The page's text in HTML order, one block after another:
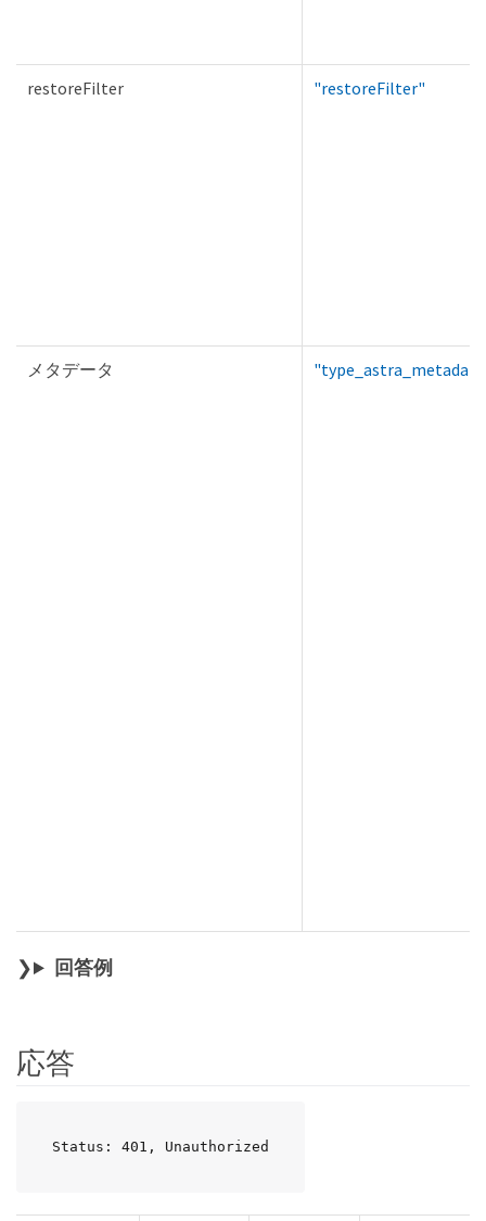
restoreFilter "restoreFilter"
メタデータ
回答例
応答
Status: 401, Unauthorized